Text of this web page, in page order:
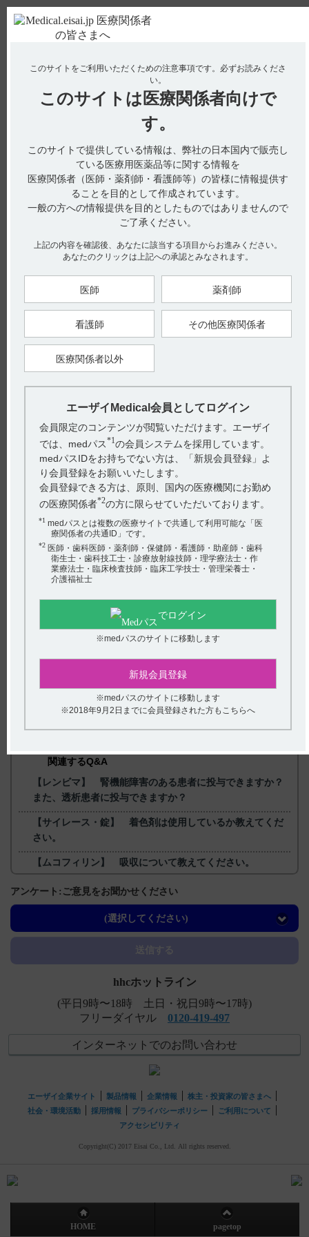
使用期限検索 Drug Information
No : 3269
【レンビマ】 腎機能障害の患者に投与した際の
【レンビマ】
腎機能障害の患者に投与した際の薬物動態は？
電子添文には、腎機能障害患者へ投与した時の薬物動態に関す
る以下の記載があります。
16. 薬物動態
16.6.1 腎機能障害患者（引用1）
レンバチニブ24mg
を外国人の腎機能が正常な被験者（クレア
チニンクリアランス［CLcr］：≧90mL／min、n＝8）、軽度
（CLcr：60～89mL／min）、中等度（CLcr：30～59mL／min）
及び重度（CLcr：15～29mL／min）の腎機能障害を有する被験
者（各6例）に単回投与した。
軽度、中等度及び重度の腎機能障害を有する被験者における
（0-inf）はそれぞれ1.0、0.90及び1.2倍であった。（引用
2）
「根治切除不能な甲状腺癌」、「切除不能な胸腺癌」：通常、
成人にはレンバチニブとして1日1回24mgを経口投与する。な
お、患者の状態により適宜減量する。
「切除不能な肝細胞癌」：通常、成人には体重にあわせてレン
バチニブとして体重60kg以上の場合は12mg、体重60kg未満の
場合は8mgを1日1回、経口投与する。なお、患者の状態により
適宜減量する。
「がん化学療法後に増悪した切除不能な進行・再発の子宮体
癌」、「根治切除不能又は転移性の腎細胞癌」：ペムブロリズ
マブ（遺伝子組換え）との併用において、通常、成人にはレン
バチニブとして1日1回20mgを経口投与する。なお、患者の状
態により適宜減量する。
【引用】
1）レンビマカプセル4mg・10mg電子添文 2024年2月改訂（第5
版） 16．薬物動態 16．6 特定の背景を有する患者 16．6．1 腎
機能障害患者
2）［承認時評価資料］：腎機能障害患者を対象とした臨床薬
3）レンビマカプセル4mg・10mg電子添文 2024年2月改訂（第5
戻る
関連するQ&A
【レンビマ】 腎機能障害のある患者に投与できますか？
また、透析患者に投与できますか？
【サイレース・錠】 着色剤は使用しているか教えてくだ
さい。
【ムコフィリン】 吸収について教えてください。
【デタントールR】 その他の注意
【レンビマ】 食欲減退の副作用について教えてくださ
アンケート:ご意見をお聞かせください
(選択してください)
このサイトをご利用いただくための注意事項です。 必ずお読みくださ
い。
このサイトは 医療関係者向けで
す。
このサイトで提供している情報は、弊社の日本国内で販売し
ている医療用医薬品等に関する情報を
医療関係者（医師・薬剤師・看護師等）の皆様に情報提供す
ることを目的として作成されています。
一般の方への情報提供を目的としたものではありませんので
ご了承ください。
上記の内容を確認後、あなたに該当する項目からお進みください。
あなたのクリックは上記への承認とみなされます。
医師 薬剤師
看護師 その他医療関係者
医療関係者以外
エーザイMedical会員としてログイン
会員限定のコンテンツが閲覧いただけます。エーザイ
では、medパス*1の会員システムを採用しています。
medパスIDをお持ちでない方は、「新規会員登録」よ
り会員登録をお願いいたします。
会員登録できる方は、原則、国内の医療機関にお勤め
の医療関係者*2の方に限らせていただいております。
*1 medパスとは複数の医療サイトで共通して利用可能な「医
療関係者の共通ID」です。
*2 医師・歯科医師・薬剤師・保健師・看護師・助産師・歯科
衛生士・歯科技工士・診療放射線技師・理学療法士・作
業療法士・臨床検査技師・臨床工学技士・管理栄養士・
介護福祉士
でログイン
※medパスのサイトに移動します
新規会員登録
※medパスのサイトに移動します
※2018年9月2日までに会員登録された方もこちらへ
hhcホットライン
(平日9時〜18時 土日・祝日9時〜17時)
フリーダイヤル 0120-419-497
インターネットでのお問い合わせ
エーザイ企業サイト 製品情報 企業情報
株主・投資家の皆さまへ
社会・環境活動
採用情報 プライバシーポリシー
ご利用について
アクセシビリティ
Copyright(C) 2017 Eisai Co., Ltd. All rights reserved.
HOME pagetop